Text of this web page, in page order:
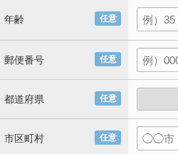
任意
年齢
任意
郵便番号
任意
都道府県
任意
市区町村